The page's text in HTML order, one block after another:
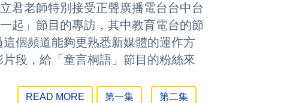
君老師特別接受正聲廣播電台台中台
起」節目的專訪，其中教育電台的節
個頻道能夠更熟悉新媒體的運作方
段，給「童言桐語」節目的粉絲來
READ MORE 第一集 第二集